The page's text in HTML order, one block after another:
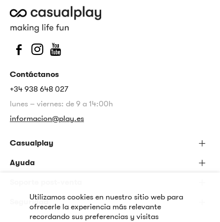
Contáctanos
+34 938 648 027
lunes – viernes: de 9 a 14:00h
informacion@play.es
Casualplay
Ayuda
Seguridad
Utilizamos cookies en nuestro sitio web para
ofrecerle la experiencia más relevante
recordando sus preferencias y visitas